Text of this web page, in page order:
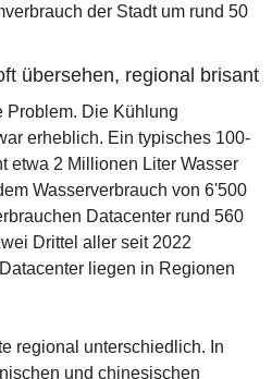
der Stadt um rund 50
übersehen, regional brisant
Problem. Die Kühlung
erheblich. Ein typisches 100-
etwa 2 Millionen Liter Wasser
Wasserverbrauch von 6'500
Datacenter rund 560
Drittel aller seit 2022
liegen in Regionen
regional unterschiedlich. In
und chinesischen